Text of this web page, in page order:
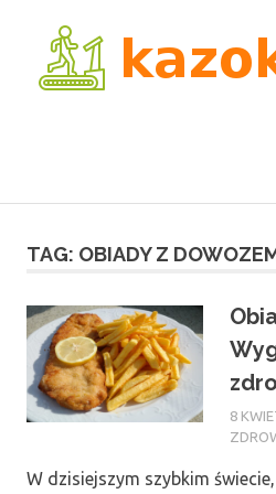
content
TAG: OBIADY Z
8
W dzisiejszym szybkim